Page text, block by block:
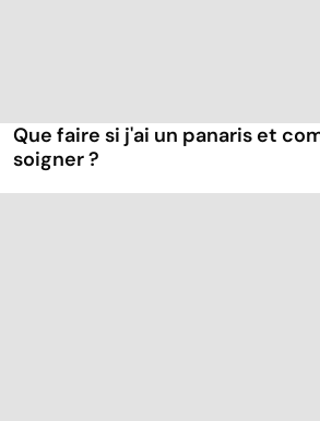
Que faire si j'ai un panaris et
soigner ?